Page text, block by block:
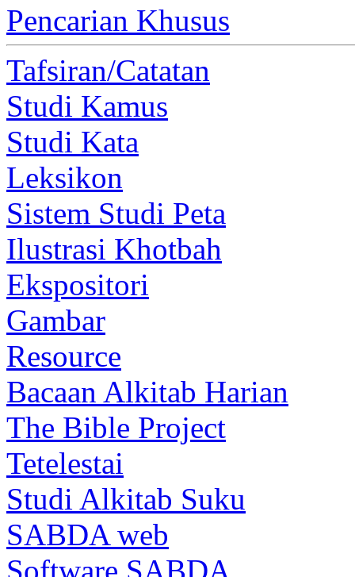
Pencarian Khusus
Tafsiran/Catatan
Studi Kamus
Studi Kata
Leksikon
Sistem Studi Peta
Ilustrasi Khotbah
Ekspositori
Gambar
Resource
Bacaan Alkitab Harian
The Bible Project
Tetelestai
Studi Alkitab Suku
SABDA web
Software SABDA